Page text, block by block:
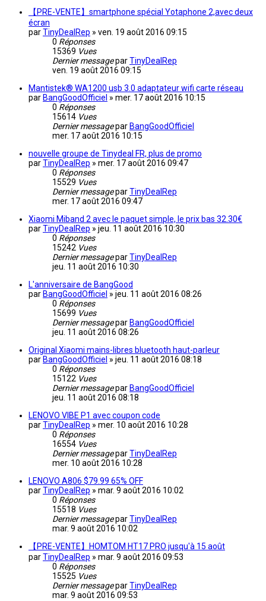
【PRE-VENTE】smartphone spécial Yotaphone 2,avec deux
écran
parTinyDealRep » ven. 19 août 2016 09:15
0 Réponses
15369 Vues
Dernier messageparTinyDealRep
ven. 19 août 2016 09:15
Mantistek® WA1200 usb 3.0 adaptateur wifi carte réseau
par BangGoodOfficiel » mer. 17 août 2016 10:15
0 Réponses
15614 Vues
Dernier messagepar BangGoodOfficiel
mer. 17 août 2016 10:15
nouvelle groupe de Tinydeal FR, plus de promo
parTinyDealRep » mer. 17 août 2016 09:47
0 Réponses
15529 Vues
Dernier messageparTinyDealRep
mer. 17 août 2016 09:47
Xiaomi Miband 2 avec le paquet simple, le prix bas 32.30€
parTinyDealRep » jeu. 11 août 2016 10:30
0 Réponses
15242 Vues
Dernier messageparTinyDealRep
jeu. 11 août 2016 10:30
L'anniversaire de BangGood
par BangGoodOfficiel » jeu. 11 août 2016 08:26
0 Réponses
15699 Vues
Dernier messagepar BangGoodOfficiel
jeu. 11 août 2016 08:26
Original Xiaomi mains-libres bluetooth haut-parleur
par BangGoodOfficiel » jeu. 11 août 2016 08:18
0 Réponses
15122 Vues
Dernier messagepar BangGoodOfficiel
jeu. 11 août 2016 08:18
LENOVO VIBE P1 avec coupon code
parTinyDealRep » mer. 10 août 2016 10:28
0 Réponses
16554 Vues
Dernier messageparTinyDealRep
mer. 10 août 2016 10:28
LENOVO A806 $79.99 65% OFF
parTinyDealRep » mar. 9 août 2016 10:02
0 Réponses
15518 Vues
Dernier messageparTinyDealRep
mar. 9 août 2016 10:02
【PRE-VENTE】HOMTOM HT17 PRO jusqu'à 15 août
parTinyDealRep » mar. 9 août 2016 09:53
0 Réponses
15525 Vues
Dernier messageparTinyDealRep
mar. 9 août 2016 09:53